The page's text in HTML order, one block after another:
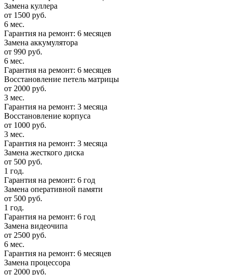
Замена куллера
от 1500 руб.
6 мес.
Гарантия на ремонт: 6 месяцев
Замена аккумулятора
от 990 руб.
6 мес.
Гарантия на ремонт: 6 месяцев
Восстановление петель матрицы
от 2000 руб.
3 мес.
Гарантия на ремонт: 3 месяца
Восстановление корпуса
от 1000 руб.
3 мес.
Гарантия на ремонт: 3 месяца
Замена жесткого диска
от 500 руб.
1 год.
Гарантия на ремонт: 6 год
Замена оперативной памяти
от 500 руб.
1 год.
Гарантия на ремонт: 6 год
Замена видеочипа
от 2500 руб.
6 мес.
Гарантия на ремонт: 6 месяцев
Замена процессора
от 2000 руб.